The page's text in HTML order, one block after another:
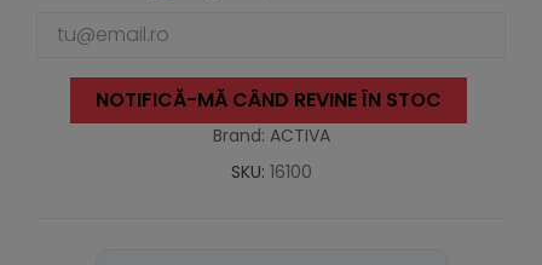
NOTIFICĂ-MĂ CÂND REVINE ÎN STOC
Brand: ACTIVA
SKU: 16100